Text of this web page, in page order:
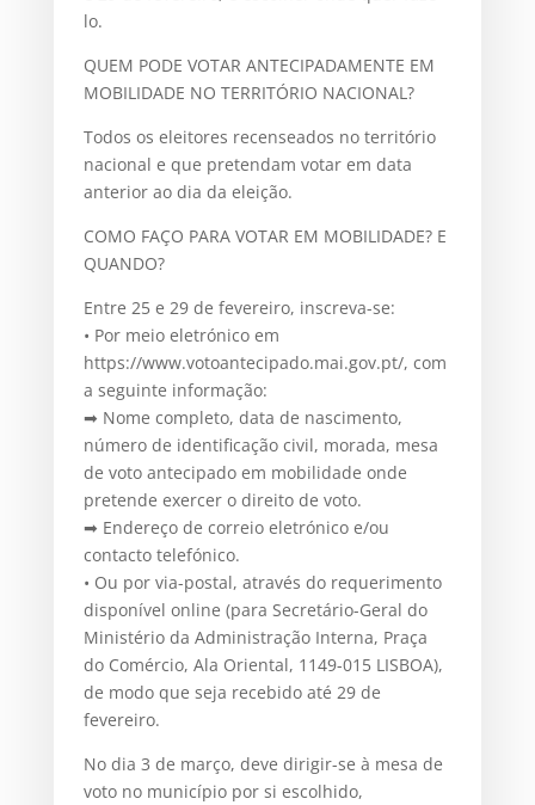
lo.
QUEM PODE VOTAR ANTECIPADAMENTE EM
MOBILIDADE NO TERRITÓRIO NACIONAL?
Todos os eleitores recenseados no território
nacional e que pretendam votar em data
anterior ao dia da eleição.
COMO FAÇO PARA VOTAR EM MOBILIDADE? E
QUANDO?
Entre 25 e 29 de fevereiro, inscreva-se:
• Por meio eletrónico em
https://www.votoantecipado.mai.gov.pt/, com
a seguinte informação:
➡ Nome completo, data de nascimento,
número de identificação civil, morada, mesa
de voto antecipado em mobilidade onde
pretende exercer o direito de voto.
➡ Endereço de correio eletrónico e/ou
contacto telefónico.
• Ou por via-postal, através do requerimento
disponível online (para Secretário-Geral do
Ministério da Administração Interna, Praça
do Comércio, Ala Oriental, 1149-015 LISBOA),
de modo que seja recebido até 29 de
fevereiro.
No dia 3 de março, deve dirigir-se à mesa de
voto no município por si escolhido,